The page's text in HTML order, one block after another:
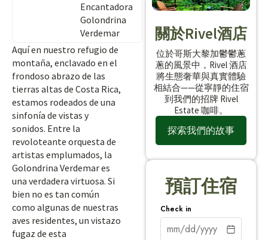
Encantadora
Golondrina
Verdemar
Aquí en nuestro refugio de
montaña, enclavado en el
frondoso abrazo de las
tierras altas de Costa Rica,
estamos rodeados de una
sinfonía de vistas y
sonidos. Entre la
revoloteante orquesta de
artistas emplumados, la
Golondrina Verdemar es
una verdadera virtuosa. Si
bien no es tan común
como algunas de nuestras
aves residentes, un vistazo
fugaz de esta
關於Rivel酒店
位於哥斯大黎加鬱鬱蔥
蔥的風景中，Rivel 酒店
將生態奢華與真實體驗
相結合——從寧靜的住宿
到我們的招牌 Rivel
Estate 咖啡。
探索我們的故事
預訂住宿
Check in